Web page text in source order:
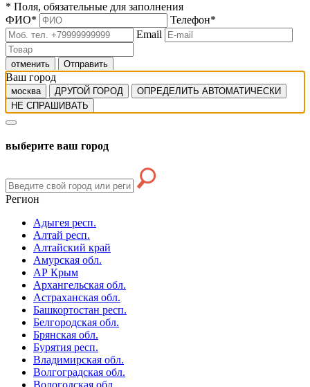
* Поля, обязательные для заполнения
ФИО* Телефон*
Email
отменить Отправить
Ваш город
москва ДРУГОЙ ГОРОД
ОПРЕДЕЛИТЬ АВТОМАТИЧЕСКИ
НЕ СПРАШИВАТЬ
выберите ваш город
Регион
Адыгея респ.
Алтай респ.
Алтайский край
Амурская обл.
АР Крым
Архангельская обл.
Астраханская обл.
Башкортостан респ.
Белгородская обл.
Брянская обл.
Бурятия респ.
Владимирская обл.
Волгоградская обл.
Вологодская обл.